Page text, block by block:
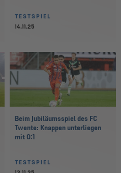
TESTSPIEL
14.11.25
Beim Jubiläumsspiel des FC
Twente: Knappen unterliegen
mit 0:1
TESTSPIEL